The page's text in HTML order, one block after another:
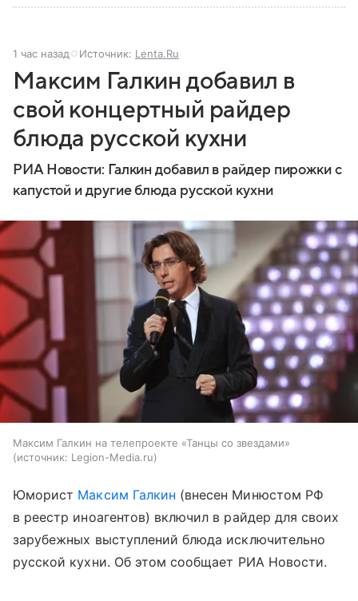
1 час назад Источник: Lenta.Ru
Максим Галкин добавил в
свой концертный райдер
блюда русской кухни
РИА Новости: Галкин добавил в райдер пирожки с
капустой и другие блюда русской кухни
Максим Галкин на телепроекте «Танцы со звездами»
источник: Legion-Media.ru
Юморист Максим Галкин (внесен Минюстом РФ
в реестр иноагентов) включил в райдер для своих
зарубежных выступлений блюда исключительно
русской кухни. Об этом сообщает РИА Новости.